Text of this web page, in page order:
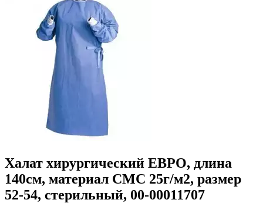
Халат хирургический ЕВРО, длина
140см, материал СМС 25г/м2, размер
52-54, стерильный, 00-00011707